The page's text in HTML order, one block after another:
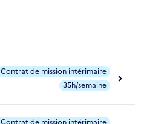
Contrat de mission intérimaire
35h/semaine